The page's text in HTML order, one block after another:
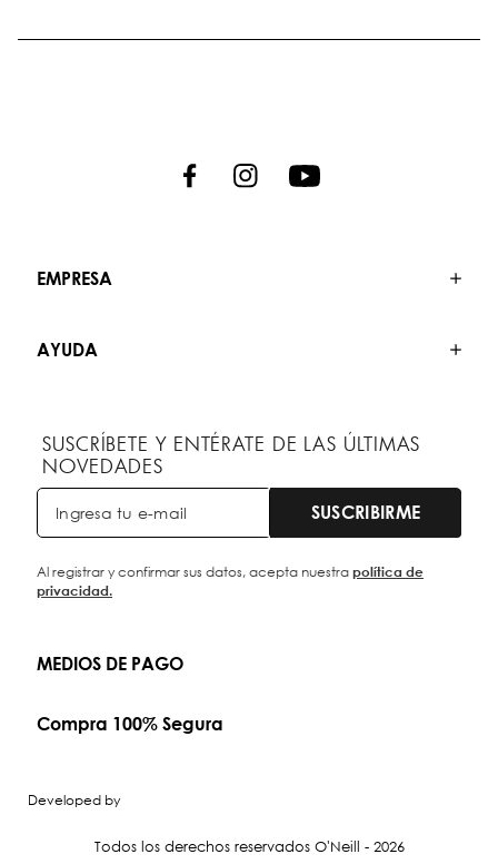
EMPRESA
AYUDA
SUSCRÍBETE Y ENTÉRATE DE LAS ÚLTIMAS
NOVEDADES
SUSCRIBIRME
Al registrar y confirmar sus datos, acepta nuestrapolítica de
privacidad.
MEDIOS DE PAGO
Compra 100% Segura
Todos los derechos reservados O'Neill - 2026
Developed by